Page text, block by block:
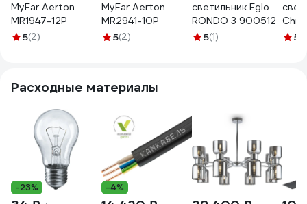
MyFar Aerton
MR1947-12P
5(2)
MyFar Aerton
MR2941-10P
5(2)
светильник Eglo
RONDO 3 900512
5(1)
Chic
5
Расходные материалы
-23% -4%